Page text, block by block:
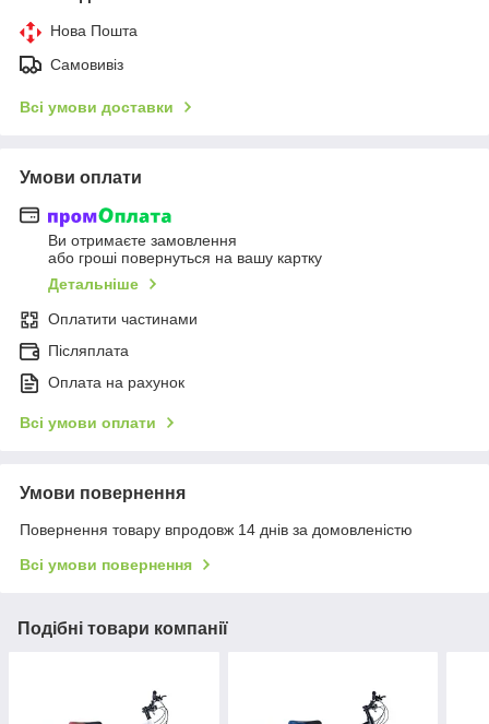
Нова Пошта
Самовивіз
Всі умови доставки
Умови оплати
Ви отримаєте замовлення
або гроші повернуться на вашу картку
Детальніше
Оплатити частинами
Післяплата
Оплата на рахунок
Всі умови оплати
Умови повернення
Повернення товару впродовж 14 днів за домовленістю
Всі умови повернення
Подібні товари компанії